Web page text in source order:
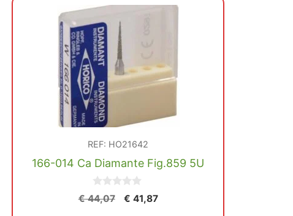
REF: HO21642
166-014 Ca Diamante Fig.859 5U
0
d
€44,07
El
€ 41,87El